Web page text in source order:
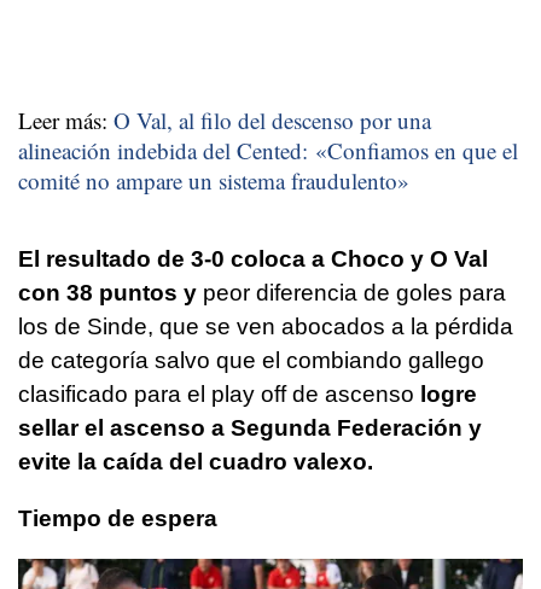
Leer más: O Val, al filo del descenso por una
alineación indebida del Cented: «Confiamos en que el
comité no ampare un sistema fraudulento»
El resultado de 3-0 coloca a Choco y O Val
con 38 puntos y peor diferencia de goles para
los de Sinde, que se ven abocados a la pérdida
de categoría salvo que el combiando gallego
clasificado para el play off de ascenso logre
sellar el ascenso a Segunda Federación y
evite la caída del cuadro valexo.
Tiempo de espera